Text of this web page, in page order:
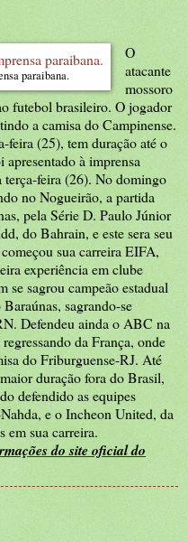
paraibana.
O
atacante
mossoro
futebol brasileiro. O jogador
a camisa do Campinense.
feira (25), tem duração até o
à imprensa
terça-feira (26). No domingo
no Nogueirão, a partida
pela Série D. Paulo Júnior
do Bahrain, e este sera seu
sua carreira EIFA,
experiência em clube
sagrou campeão estadual
sagrando-se
Defendeu ainda o ABC na
da França, onde
do Friburguense-RJ. Até
duração fora do Brasil,
defendido as equipes
e o Incheon United, da
em sua carreira.
do site oficial do